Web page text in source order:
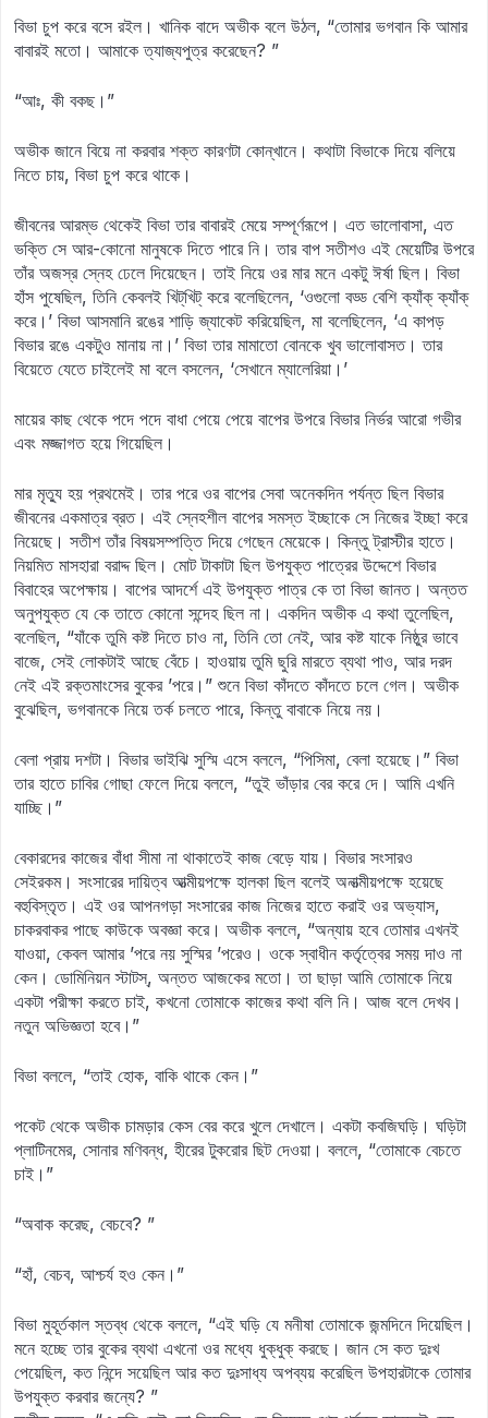
বিভা চুপ করে বসে রইল। খানিক বাদে অভীক বলে উঠল, “তোমার ভগবান কি আমার
বাবারই মতো। আমাকে ত্যাজ্যপুত্র করেছেন? ”
“আঃ, কী বকছ।”
অভীক জানে বিয়ে না করবার শক্ত কারণটা কোন্‌খানে। কথাটা বিভাকে দিয়ে বলিয়ে
নিতে চায়, বিভা চুপ করে থাকে।
জীবনের আরম্ভ থেকেই বিভা তার বাবারই মেয়ে সম্পূর্ণরূপে। এত ভালোবাসা, এত
ভক্তি সে আর-কোনো মানুষকে দিতে পারে নি। তার বাপ সতীশও এই মেয়েটির উপরে
তাঁর অজস্র স্নেহ ঢেলে দিয়েছেন। তাই নিয়ে ওর মার মনে একটু ঈর্ষা ছিল। বিভা
হাঁস পুষেছিল, তিনি কেবলই খিট্‌‍খিট্ করে বলেছিলেন, ‘ওগুলো বড্ড বেশি ক্যাঁক্‌ ক্যাঁক্‌
করে।’ বিভা আসমানি রঙের শাড়ি জ্যাকেট করিয়েছিল, মা বলেছিলেন, ‘এ কাপড়
বিভার রঙে একটুও মানায় না।’ বিভা তার মামাতো বোনকে খুব ভালোবাসত। তার
বিয়েতে যেতে চাইলেই মা বলে বসলেন, ‘সেখানে ম্যালেরিয়া।’
মায়ের কাছ থেকে পদে পদে বাধা পেয়ে পেয়ে বাপের উপরে বিভার নির্ভর আরো গভীর
এবং মজ্জাগত হয়ে গিয়েছিল।
মার মৃত্যু হয় প্রথমেই। তার পরে ওর বাপের সেবা অনেকদিন পর্যন্ত ছিল বিভার
জীবনের একমাত্র ব্রত। এই স্নেহশীল বাপের সমস্ত ইচ্ছাকে সে নিজের ইচ্ছা করে
নিয়েছে। সতীশ তাঁর বিষয়সম্পত্তি দিয়ে গেছেন মেয়েকে। কিন্তু ট্রাস্টীর হাতে।
নিয়মিত মাসহারা বরাদ্দ ছিল। মোট টাকাটা ছিল উপযুক্ত পাত্রের উদ্দেশে বিভার
বিবাহের অপেক্ষায়। বাপের আদর্শে এই উপযুক্ত পাত্র কে তা বিভা জানত। অন্তত
অনুপযুক্ত যে কে তাতে কোনো সন্দেহ ছিল না। একদিন অভীক এ কথা তুলেছিল,
বলেছিল, “যাঁকে তুমি কষ্ট দিতে চাও না, তিনি তো নেই, আর কষ্ট যাকে নিষ্ঠুর ভাবে
বাজে, সেই লোকটাই আছে বেঁচে। হাওয়ায় তুমি ছুরি মারতে ব্যথা পাও, আর দরদ
নেই এই রক্তমাংসের বুকের ’পরে।” শুনে বিভা কাঁদতে কাঁদতে চলে গেল। অভীক
বুঝেছিল, ভগবানকে নিয়ে তর্ক চলতে পারে, কিন্তু বাবাকে নিয়ে নয়।
বেলা প্রায় দশটা। বিভার ভাইঝি সুস্মি এসে বললে, “পিসিমা, বেলা হয়েছে।” বিভা
তার হাতে চাবির গোছা ফেলে দিয়ে বললে, “তুই ভাঁড়ার বের করে দে। আমি এখনি
যাচ্ছি।”
বেকারদের কাজের বাঁধা সীমা না থাকাতেই কাজ বেড়ে যায়। বিভার সংসারও
সেইরকম। সংসারের দায়িত্ব আত্মীয়পক্ষে হালকা ছিল বলেই অনাত্মীয়পক্ষে হয়েছে
বহুবিস্তৃত। এই ওর আপনগড়া সংসারের কাজ নিজের হাতে করাই ওর অভ্যাস,
চাকরবাকর পাছে কাউকে অবজ্ঞা করে। অভীক বললে, “অন্যায় হবে তোমার এখনই
যাওয়া, কেবল আমার ’পরে নয় সুস্মির ’পরেও। ওকে স্বাধীন কর্তৃত্বের সময় দাও না
কেন। ডোমিনিয়ন স্টাটস্‌, অন্তত আজকের মতো। তা ছাড়া আমি তোমাকে নিয়ে
একটা পরীক্ষা করতে চাই, কখনো তোমাকে কাজের কথা বলি নি। আজ বলে দেখব।
নতুন অভিজ্ঞতা হবে।”
বিভা বললে, “তাই হোক, বাকি থাকে কেন।”
পকেট থেকে অভীক চামড়ার কেস বের করে খুলে দেখালে। একটা কবজিঘড়ি। ঘড়িটা
প্লাটিনমের, সোনার মণিবন্ধ, হীরের টুকরোর ছিট দেওয়া। বললে, “তোমাকে বেচতে
চাই।”
“অবাক করেছ, বেচবে? ”
“হাঁ, বেচব, আশ্চর্য হও কেন।”
বিভা মুহূর্তকাল স্তব্ধ থেকে বললে, “এই ঘড়ি যে মনীষা তোমাকে জন্মদিনে দিয়েছিল।
মনে হচ্ছে তার বুকের ব্যথা এখনো ওর মধ্যে ধুক্ধুক্ করছে। জান সে কত দুঃখ
পেয়েছিল, কত নিন্দে সয়েছিল আর কত দুঃসাধ্য অপব্যয় করেছিল উপহারটাকে তোমার
উপযুক্ত করবার জন্যে? ”